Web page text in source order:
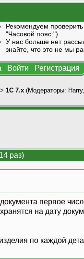
Рекомендуем
"Часовой пояс:").
У нас больше нет
знайте, что это не мы
Войти Регистрация
> 1С 7.x (Модераторы: Harry,
раз)
первое
на дату
по каждой